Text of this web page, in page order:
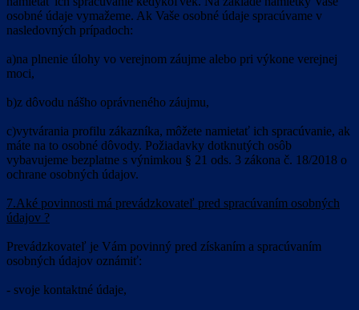
osobné údaje vymažeme. Ak Vaše osobné údaje spracúvame v
nasledovných prípadoch:
a)na plnenie úlohy vo verejnom záujme alebo pri výkone verejnej
moci,
b)z dôvodu nášho oprávneného záujmu,
c)vytvárania profilu zákazníka, môžete namietať ich spracúvanie, ak
máte na to osobné dôvody. Požiadavky dotknutých osôb
vybavujeme bezplatne s výnimkou § 21 ods. 3 zákona č. 18/2018 o
ochrane osobných údajov.
7.Aké povinnosti má prevádzkovateľ pred spracúvaním osobných
údajov ?
Prevádzkovateľ je Vám povinný pred získaním a spracúvaním
osobných údajov oznámiť:
- svoje kontaktné údaje,